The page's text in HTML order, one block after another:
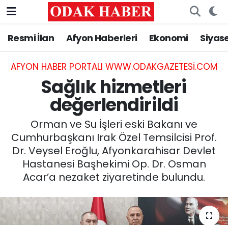
Resmi İlan Afyon Haberleri Ekonomi
AFYON HABER PORTALI WWW.ODAKGAZETESI.COM
Sağlık hizmetleri
değerlendirildi
Orman ve Su İşleri eski Bakanı ve
Cumhurbaşkanı Irak Özel Temsilcisi Prof.
Dr. Veysel Eroğlu, Afyonkarahisar Devlet
Hastanesi Başhekimi Op. Dr. Osman
Acar’a nezaket ziyaretinde bulundu.
AFYONKARAHİSAR HABERLERİ
Resmi İlan
ASAYİŞ
SİYASET
EĞİTİM
MAGAZİN
SAĞLIK
Nöbetçi Eczaneler
Hava Durumu
Trafik Durumu
Süper Lig Puan Durumu ve Fikstür
Tüm Manşetler
Son Dakika Haberleri
Haber Arşivi